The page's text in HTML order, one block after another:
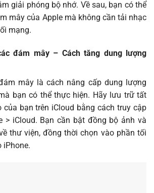
giải phóng bộ nhớ. Về sau, bạn có thể
mây của Apple mà không cần tải nhạc
mạng.
đám mây – Cách tăng dung lượng
mây là cách nâng cấp dung lượng
bạn có thể thực hiện. Hãy lưu trữ tất
của bạn trên iCloud bằng cách truy cập
> iCloud. Bạn cần bật đồng bộ ảnh và
thư viện, đồng thời chọn vào phần tối
iPhone.